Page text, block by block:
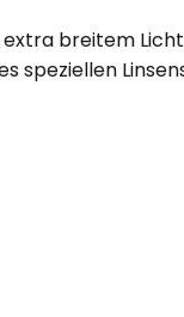
breitem
speziellen
für
flexible
mit dem
oder als